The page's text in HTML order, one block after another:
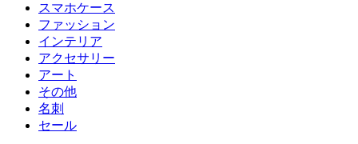
スマホケース
ファッション
インテリア
アクセサリー
アート
その他
名刺
セール